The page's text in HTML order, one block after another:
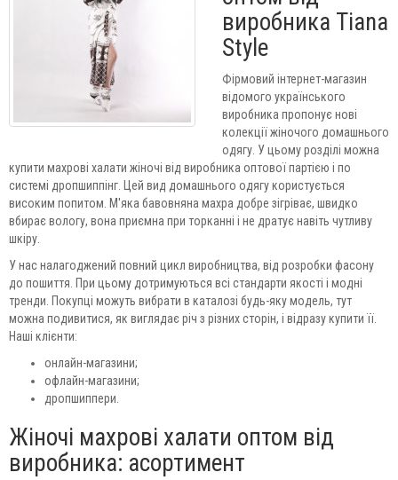
виробника Tiana
Style
Фірмовий інтернет-магазин
відомого українського
виробника пропонує нові
колекції жіночого домашнього
одягу. У цьому розділі можна
купити махрові халати жіночі від виробника оптової партією і по
системі дропшиппінг. Цей вид домашнього одягу користується
високим попитом. М'яка бавовняна махра добре зігріває, швидко
вбирає вологу, вона приємна при торканні і не дратує навіть чутливу
шкіру.
У нас налагоджений повний цикл виробництва, від розробки фасону
до пошиття. При цьому дотримуються всі стандарти якості і модні
тренди. Покупці можуть вибрати в каталозі будь-яку модель, тут
можна подивитися, як виглядає річ з різних сторін, і відразу купити її.
Наші клієнти:
онлайн-магазини;
офлайн-магазини;
дропшиппери.
Жіночі махрові халати оптом від
виробника: асортимент